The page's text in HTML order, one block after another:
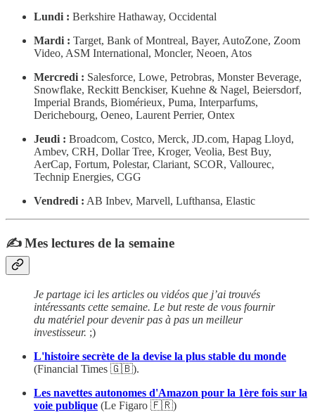
Lundi : Berkshire Hathaway, Occidental
Mardi : Target, Bank of Montreal, Bayer, AutoZone, Zoom
Video, ASM International, Moncler, Neoen, Atos
Mercredi : Salesforce, Lowe, Petrobras, Monster Beverage,
Snowflake, Reckitt Benckiser, Kuehne & Nagel, Beiersdorf,
Imperial Brands, Biomérieux, Puma, Interparfums,
Derichebourg, Oeneo, Laurent Perrier, Ontex
Jeudi : Broadcom, Costco, Merck, JD.com, Hapag Lloyd,
Ambev, CRH, Dollar Tree, Kroger, Veolia, Best Buy,
AerCap, Fortum, Polestar, Clariant, SCOR, Vallourec,
Technip Energies, CGG
Vendredi : AB Inbev, Marvell, Lufthansa, Elastic
✍️ Mes lectures de la semaine
Je partage ici les articles ou vidéos que j’ai trouvés
intéressants cette semaine. Le but reste de vous fournir
du matériel pour devenir pas à pas un meilleur
investisseur. ;)
L'histoire secrète de la devise la plus stable du monde
(Financial Times 🇬🇧).
Les navettes autonomes d'Amazon pour la 1ère fois sur la
voie publique (Le Figaro 🇫🇷)